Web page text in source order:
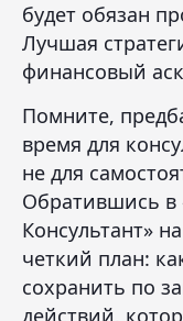
будет обязан
Лучшая
финансовый
Помните,
время для
не для
Обратившись
Консультант»
четкий план:
сохранить по
действий,